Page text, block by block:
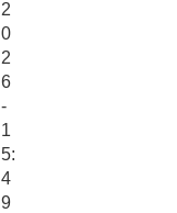
2
0
2
6
-
1
5:
4
9